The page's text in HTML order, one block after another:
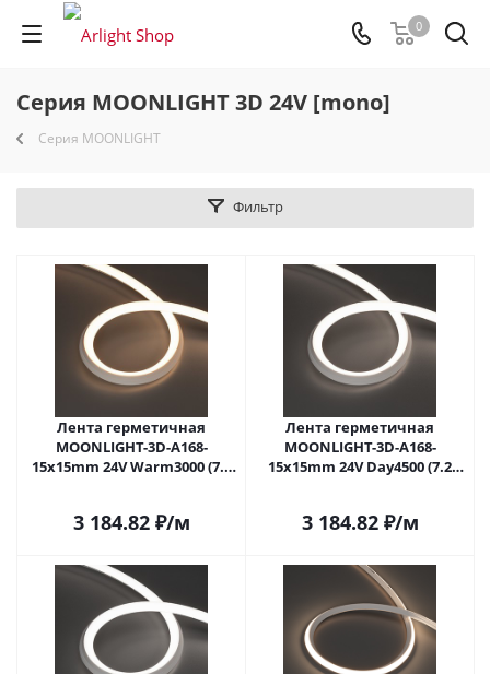
0
Серия MOONLIGHT 3D 24V [mono]
Серия MOONLIGHT
Фильтр
Лента герметичная
MOONLIGHT-3D-A168-
15x15mm 24V Warm3000 (7.2
3 184.82₽/м
Лента герметичная
MOONLIGHT-3D-A168-
15x15mm 24V Day4500 (7.2
3 184.82₽/м